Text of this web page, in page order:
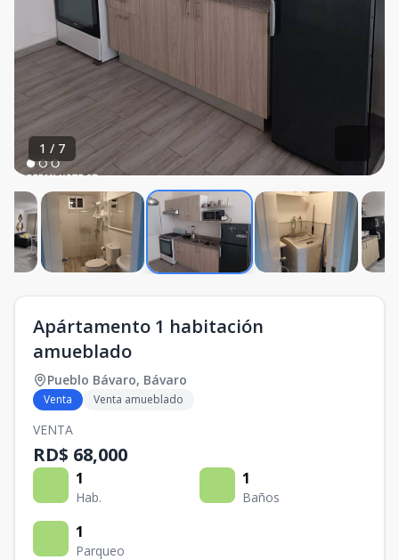
1 / 7
Apártamento 1 habitación
amueblado
Pueblo Bávaro, Bávaro
Venta Venta amueblado
VENTA
RD$ 68,000
1
Hab.
1
Baños
1
Parqueo